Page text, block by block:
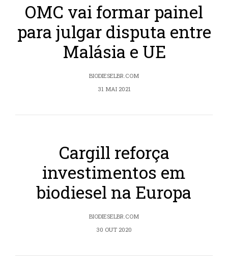
OMC vai formar painel
para julgar disputa entre
Malásia e UE
BIODIESELBR.COM
31 MAI 2021
Cargill reforça
investimentos em
biodiesel na Europa
BIODIESELBR.COM
30 OUT 2020